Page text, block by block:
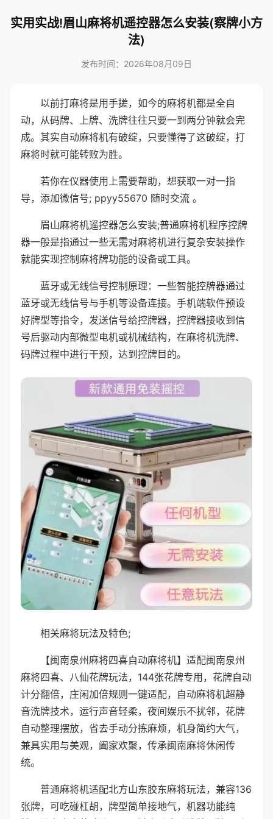
实用实战!眉山麻将机遥控器怎么安装(察牌小方
法)
发布时间：2026年08月09日
以前打麻将是用手搓，如今的麻将机都是全自
动，从码牌、上牌、洗牌往往只要一到两分钟就会完
成。其实自动麻将机有破绽，只要懂得了这破绽，打
麻将时就可能转败为胜。
若你在仪器使用上需要帮助，想获取一对一指
导，添加微信号; ppyy55670 随时交流 。
眉山麻将机遥控器怎么安装;普通麻将机程序控牌
器一般是指通过一些无需对麻将机进行复杂安装操作
就能实现控制麻将牌功能的设备或工具。
蓝牙或无线信号控制原理：一些智能控牌器通过
蓝牙或无线信号与手机等设备连接。手机端软件预设
好牌型等指令，发送信号给控牌器，控牌器接收到信
号后驱动内部微型电机或机械结构，在麻将机洗牌、
码牌过程中进行干预，达到控牌目的。
相关麻将玩法及特色;
【闽南泉州麻将四喜自动麻将机】适配闽南泉州
麻将四喜、八仙花牌玩法，144张花牌专用，花牌自动
计分翻倍，庄闲加倍规则一键适配，自动麻将机超静
音洗牌技术，运行声音轻柔，夜间娱乐不扰邻，花牌
自动整理摆放，省去手动分拣麻烦，机身简约大气，
兼具实用与美观，阖家欢聚，传承闽南麻将休闲传
统。
普通麻将机适配北方山东胶东麻将玩法，兼容136
张牌，可吃碰杠胡，牌型简单接地气，机器功能纯